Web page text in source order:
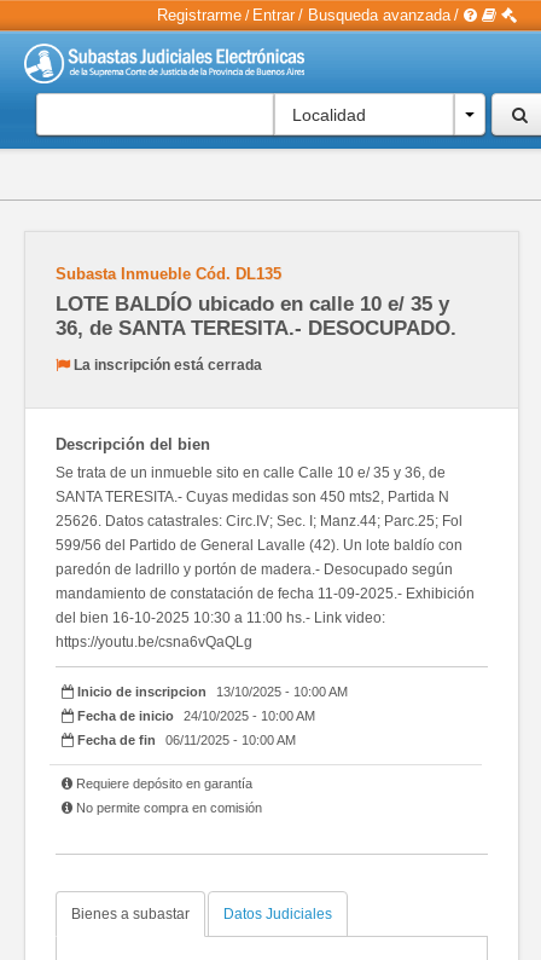
Registrarme / Entrar / Busqueda avanzada /
Localidad
Subasta Inmueble Cód. DL135
LOTE BALDÍO ubicado en calle 10 e/ 35 y
36, de SANTA TERESITA.- DESOCUPADO.
La inscripción está cerrada
Descripción del bien
Se trata de un inmueble sito en calle Calle 10 e/ 35 y 36, de
SANTA TERESITA.- Cuyas medidas son 450 mts2, Partida N
25626. Datos catastrales: Circ.IV; Sec. I; Manz.44; Parc.25; Fol
599/56 del Partido de General Lavalle (42). Un lote baldío con
paredón de ladrillo y portón de madera.- Desocupado según
mandamiento de constatación de fecha 11-09-2025.- Exhibición
del bien 16-10-2025 10:30 a 11:00 hs.- Link video:
https://youtu.be/csna6vQaQLg
Inicio de inscripcion
13/10/2025 - 10:00 AM
Fecha de inicio
24/10/2025 - 10:00 AM
Fecha de fin
06/11/2025 - 10:00 AM
Requiere depósito en garantía
No permite compra en comisión
Bienes a subastar Datos Judiciales